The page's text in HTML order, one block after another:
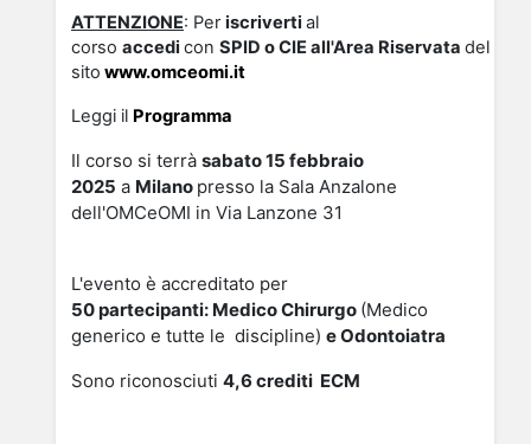
ATTENZIONE: Periscriverti al
corso accedi con SPID o CIE all'Area Riservata del
sito www.omceomi.it
Leggi il Programma
Il corso si terrà sabato 15 febbraio
2025 a Milano presso la Sala Anzalone
dell'OMCeOMI in Via Lanzone 31
L'evento è accreditato per
50partecipanti: Medico Chirurgo (Medico
generico e tutte le discipline) e Odontoiatra
Sono riconosciuti 4,6 crediti ECM